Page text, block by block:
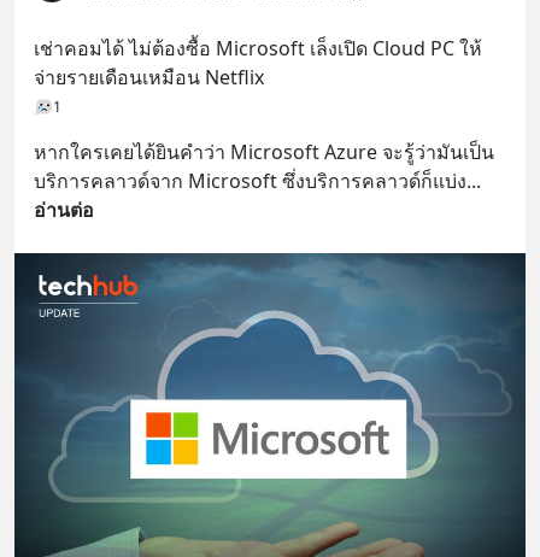
เช่าคอมได้ ไม่ต้องซื้อ Microsoft เล็งเปิด Cloud PC ให้
จ่ายรายเดือนเหมือน Netflix
1
หากใครเคยได้ยินคำว่า Microsoft Azure จะรู้ว่ามันเป็น
บริการคลาวด์จาก Microsoft ซึ่งบริการคลาวด์ก็แบ่ง
อ่านต่อ